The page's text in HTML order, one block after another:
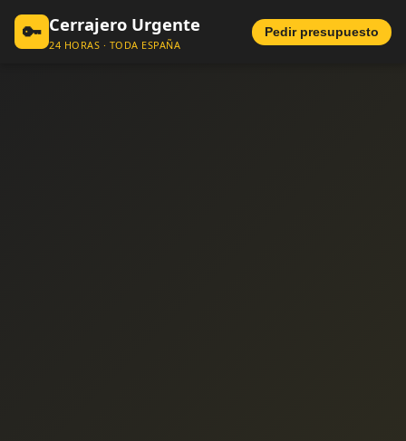
🔑 Cerrajero Urgente
24 HORAS · TODA ESPAÑA
Pedir presupuesto